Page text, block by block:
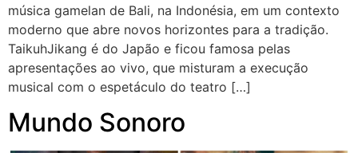
música gamelan de Bali, na Indonésia, em um contexto
moderno que abre novos horizontes para a tradição.
TaikuhJikang é do Japão e ficou famosa pelas
apresentações ao vivo, que misturam a execução
musical com o espetáculo do teatro […]
Mundo Sonoro